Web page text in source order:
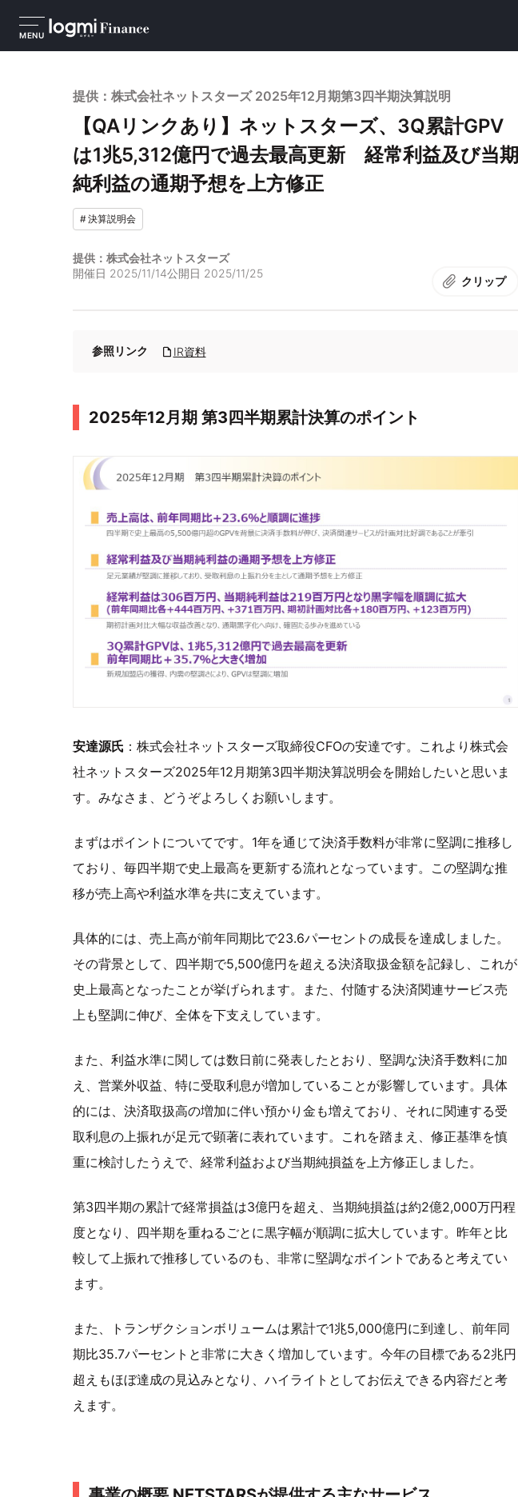
MENU
提供：株式会社ネットスターズ 2025年12月期第3四半期決算説明
【QAリンクあり】ネットスターズ、3Q累計GPV
は1兆5,312億円で過去最高更新 経常利益及び当期
純利益の通期予想を上方修正
#決算説明会
提供：株式会社ネットスターズ
開催日 2025/11/14公開日 2025/11/25
クリップ
参照リンク IR資料
2025年12月期 第3四半期累計決算のポイント
安達源氏 ：株式会社ネットスターズ取締役CFOの安達です。これより株式会
社ネットスターズ2025年12月期第3四半期決算説明会を開始したいと思いま
す。みなさま、どうぞよろしくお願いします。
まずはポイントについてです。1年を通じて決済手数料が非常に堅調に推移し
ており、毎四半期で史上最高を更新する流れとなっています。この堅調な推
移が売上高や利益水準を共に支えています。
具体的には、売上高が前年同期比で23.6パーセントの成長を達成しました。
その背景として、四半期で5,500億円を超える決済取扱金額を記録し、これが
史上最高となったことが挙げられます。また、付随する決済関連サービス売
上も堅調に伸び、全体を下支えしています。
また、利益水準に関しては数日前に発表したとおり、堅調な決済手数料に加
え、営業外収益、特に受取利息が増加していることが影響しています。具体
的には、決済取扱高の増加に伴い預かり金も増えており、それに関連する受
取利息の上振れが足元で顕著に表れています。これを踏まえ、修正基準を慎
重に検討したうえで、経常利益および当期純損益を上方修正しました。
第3四半期の累計で経常損益は3億円を超え、当期純損益は約2億2,000万円程
度となり、四半期を重ねるごとに黒字幅が順調に拡大しています。昨年と比
較して上振れで推移しているのも、非常に堅調なポイントであると考えてい
ます。
また、トランザクションボリュームは累計で1兆5,000億円に到達し、前年同
期比35.7パーセントと非常に大きく増加しています。今年の目標である2兆円
超えもほぼ達成の見込みとなり、ハイライトとしてお伝えできる内容だと考
えます。